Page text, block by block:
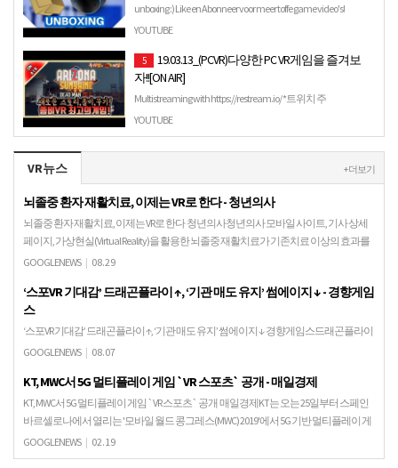
unboxing :) Like en Abonneer voor meer toffe game video's!
YOUTUBE
5
19.03.13_(PCVR)다양한 PC VR게임을 즐겨보
자!![ON AIR]
Multistreaming with https://restream.io/ *트위치 주
소:https://www.twitch.tv/rockyjang 20:30 - 21:00 소통 21:00 -
23:30 게임 23:00…
YOUTUBE
VR뉴스 + 더보기
뇌졸중 환자 재활치료, 이제는 VR로 한다 - 청년의사
뇌졸중 환자 재활치료, 이제는 VR로 한다 청년의사청년의사 모바일 사이트, 기사 상세
페이지, 가상현실(Virtual Reality)을 활용한 뇌졸중 재활치료가 기존치료 이상의 효과를
보이는 것으로 나타났다. 서울대…
GOOGLENEWS | 08.29
‘스포VR 기대감’ 드래곤플라이 ↑, ‘기관 매도 유지’ 썸에이지 ↓ - 경향게임
스
‘스포VR 기대감’ 드래곤플라이 ↑, ‘기관 매도 유지’ 썸에이지 ↓ 경향게임스드래곤플라이
는 금일(7일) 전거래일 대비 17.67%(750원) 상승한 4995원에 장을 마감했다. 외국인이
GOOGLENEWS | 08.07
KT, MWC서 5G 멀티플레이 게임 `VR 스포츠` 공개 - 매일경제
KT, MWC서 5G 멀티플레이 게임 `VR 스포츠` 공개 매일경제KT는 오는 25일부터 스페인
바르셀로나에서 열리는 '모바일 월드 콩그레스(MWC) 2019'에서 5G 기반 멀티플레이 게
임 'VR 스포츠'를 선보…
GOOGLENEWS | 02.19